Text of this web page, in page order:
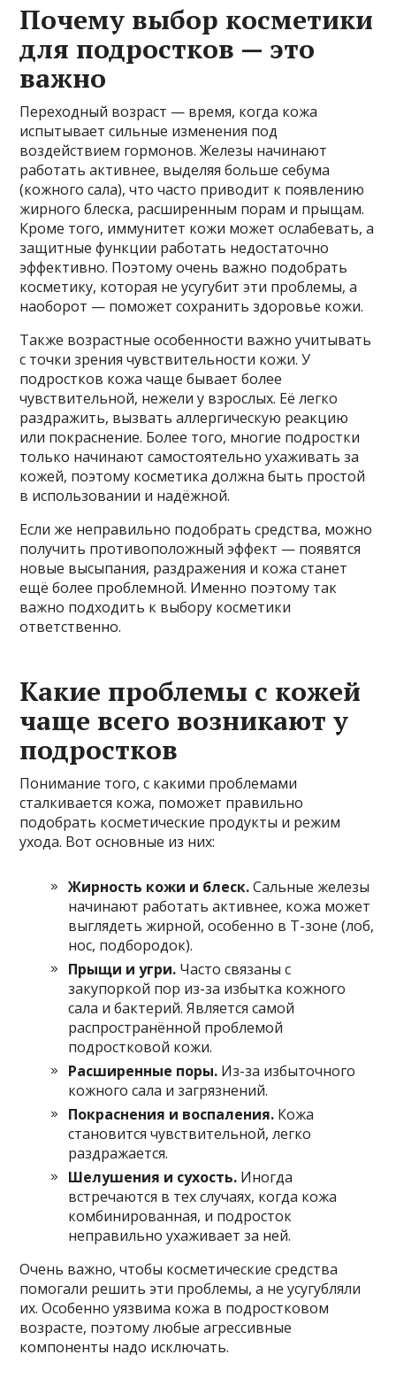
Почему выбор косметики
для подростков — это
важно
Переходный возраст — время, когда кожа
испытывает сильные изменения под
воздействием гормонов. Железы начинают
работать активнее, выделяя больше себума
(кожного сала), что часто приводит к появлению
жирного блеска, расширенным порам и прыщам.
Кроме того, иммунитет кожи может ослабевать, а
защитные функции работать недостаточно
эффективно. Поэтому очень важно подобрать
косметику, которая не усугубит эти проблемы, а
наоборот — поможет сохранить здоровье кожи.
Также возрастные особенности важно учитывать
с точки зрения чувствительности кожи. У
подростков кожа чаще бывает более
чувствительной, нежели у взрослых. Её легко
раздражить, вызвать аллергическую реакцию
или покраснение. Более того, многие подростки
только начинают самостоятельно ухаживать за
кожей, поэтому косметика должна быть простой
в использовании и надёжной.
Если же неправильно подобрать средства, можно
получить противоположный эффект — появятся
новые высыпания, раздражения и кожа станет
ещё более проблемной. Именно поэтому так
важно подходить к выбору косметики
ответственно.
Какие проблемы с кожей
чаще всего возникают у
подростков
Понимание того, с какими проблемами
сталкивается кожа, поможет правильно
подобрать косметические продукты и режим
ухода. Вот основные из них:
Жирность кожи и блеск.Сальные железы
начинают работать активнее, кожа может
выглядеть жирной, особенно в Т-зоне (лоб,
нос, подбородок).
Прыщи и угри. Часто связаны с
закупоркой пор из-за избытка кожного
сала и бактерий. Является самой
распространённой проблемой
подростковой кожи.
Расширенные поры. Из-за избыточного
кожного сала и загрязнений.
Покраснения и воспаления. Кожа
становится чувствительной, легко
раздражается.
Шелушения и сухость. Иногда
встречаются в тех случаях, когда кожа
комбинированная, и подросток
неправильно ухаживает за ней.
Очень важно, чтобы косметические средства
помогали решить эти проблемы, а не усугубляли
их. Особенно уязвима кожа в подростковом
возрасте, поэтому любые агрессивные
компоненты надо исключать.